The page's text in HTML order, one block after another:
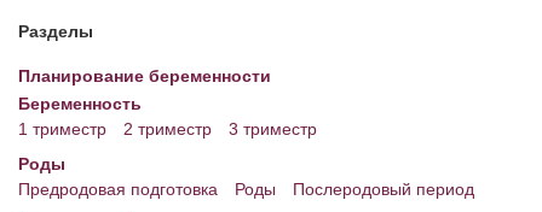
Энциклопедия беременных
СЕРВИСЫ И ПРИЛОЖЕНИЯ
Разделы
Планирование беременности
Беременность
1 триместр
2 триместр
3 триместр
Роды
Предродовая подготовка
Роды
Послеродовый период